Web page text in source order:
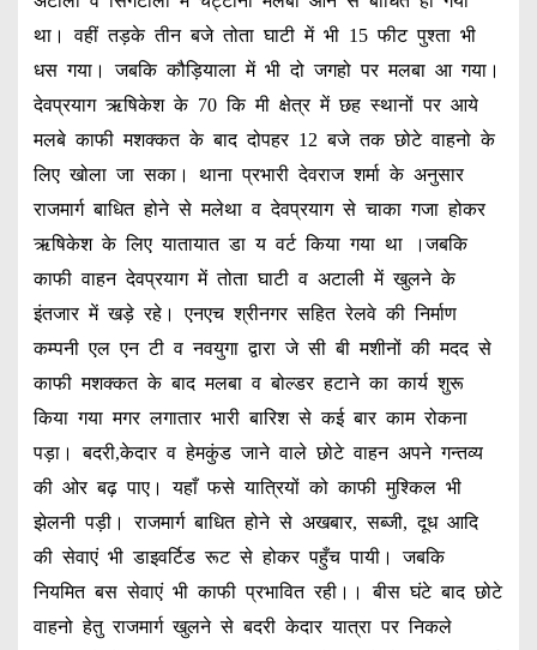
था। वहीं तड़के तीन बजे तोता घाटी में भी 15 फीट पुश्ता भी
धस गया। जबकि कौड़ियाला में भी दो जगहो पर मलबा आ गया।
देवप्रयाग ऋषिकेश के 70 कि मी क्षेत्र में छह स्थानों पर आये
मलबे काफी मशक्कत के बाद दोपहर 12 बजे तक छोटे वाहनो के
लिए खोला जा सका। थाना प्रभारी देवराज शर्मा के अनुसार
राजमार्ग बाधित होने से मलेथा व देवप्रयाग से चाका गजा होकर
ऋषिकेश के लिए यातायात डा य वर्ट किया गया था ।जबकि
काफी वाहन देवप्रयाग में तोता घाटी व अटाली में खुलने के
इंतजार में खड़े रहे। एनएच श्रीनगर सहित रेलवे की निर्माण
कम्पनी एल एन टी व नवयुगा द्वारा जे सी बी मशीनों की मदद से
काफी मशक्कत के बाद मलबा व बोल्डर हटाने का कार्य शुरू
किया गया मगर लगातार भारी बारिश से कई बार काम रोकना
पड़ा। बदरी,केदार व हेमकुंड जाने वाले छोटे वाहन अपने गन्तव्य
की ओर बढ़ पाए। यहाँ फसे यात्रियों को काफी मुश्किल भी
झेलनी पड़ी। राजमार्ग बाधित होने से अखबार, सब्जी, दूध आदि
की सेवाएं भी डाइवर्टिड रूट से होकर पहुँच पायी। जबकि
नियमित बस सेवाएं भी काफी प्रभावित रही।। बीस घंटे बाद छोटे
वाहनो हेतु राजमार्ग खुलने से बदरी केदार यात्रा पर निकले